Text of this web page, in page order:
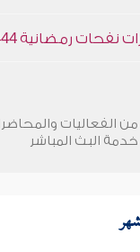
رمضانية 1444هـ
من الفعاليات
خدمة البث المباشر